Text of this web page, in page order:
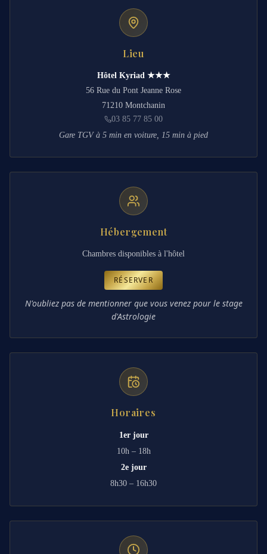
Lieu
Hôtel Kyriad ★★★
56 Rue du Pont Jeanne Rose
71210 Montchanin
03 85 77 85 00
Gare TGV à 5 min en voiture, 15 min à pied
Hébergement
Chambres disponibles à l'hôtel
RÉSERVER
N'oubliez pas de mentionner que vous venez pour le stage
d'Astrologie
Horaires
1er jour
10h – 18h
2e jour
8h30 – 16h30